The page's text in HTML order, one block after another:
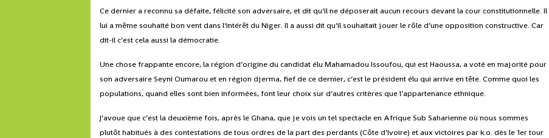
Ce dernier a reconnu sa défaite, félicité son adversaire, et dit qu’il ne déposerait aucun recours devant la cour constitutionnelle. Il
lui a même souhaité bon vent dans l’intérêt du Niger. Il a aussi dit qu’il souhaitait jouer le rôle d’une opposition constructive. Car
dit-il c’est cela aussi la démocratie.
Une chose frappante encore, la région d’origine du candidat élu Mahamadou Issoufou, qui est Haoussa, a voté en majorité pour
son adversaire Seyni Oumarou et en région djerma, fief de ce dernier, c’est le président élu qui arrive en tête. Comme quoi les
populations, quand elles sont bien informées, font leur choix sur d’autres critères que l’appartenance ethnique.
J’avoue que c’est la deuxième fois, après le Ghana, que je vois un tel spectacle en Afrique Sub Saharienne où nous sommes
plutôt habitués à des contestations de tous ordres de la part des perdants (Côte d’Ivoire) et aux victoires par k.o. dès le 1er tour